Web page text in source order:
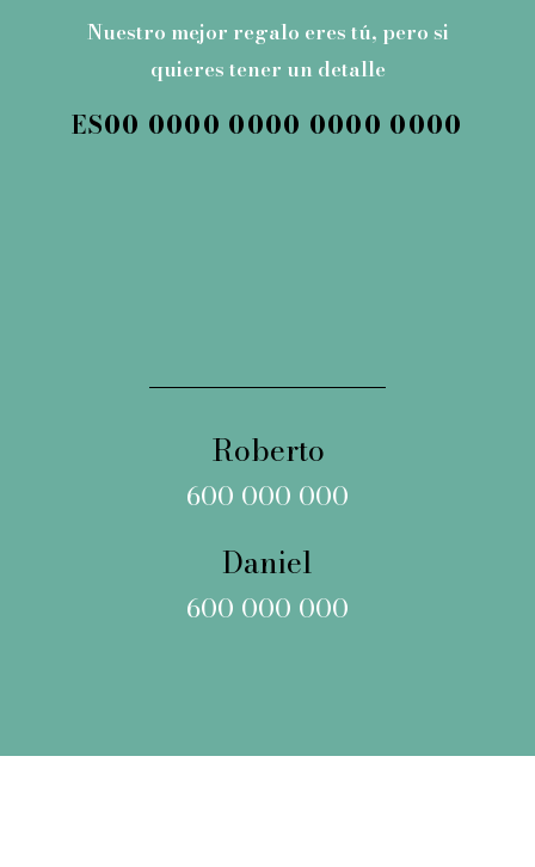
Nuestro mejor regalo eres tú, pero si
quieres tener un detalle
ES00 0000 0000 0000 0000
Roberto
600 000 000
Daniel
600 000 000